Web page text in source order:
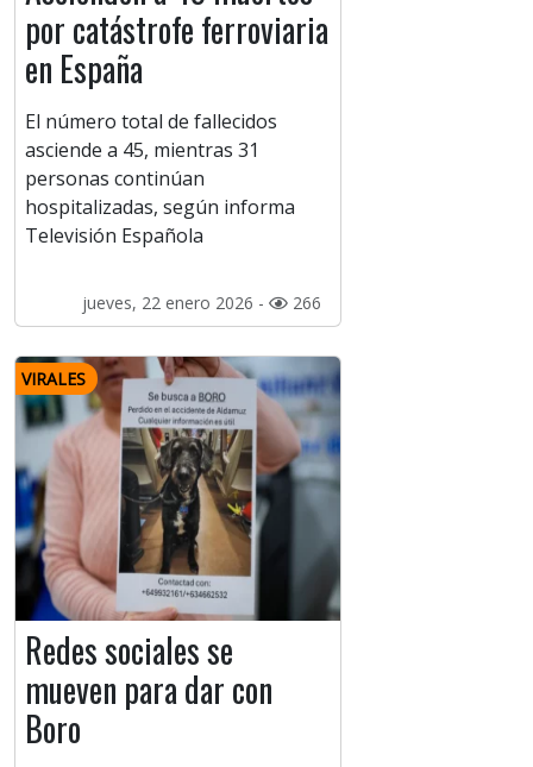
por catástrofe ferroviaria
en España
El número total de fallecidos
asciende a 45, mientras 31
personas continúan
hospitalizadas, según informa
Televisión Española
jueves, 22 enero 2026 - 266
VIRALES
Redes sociales se
mueven para dar con
Boro